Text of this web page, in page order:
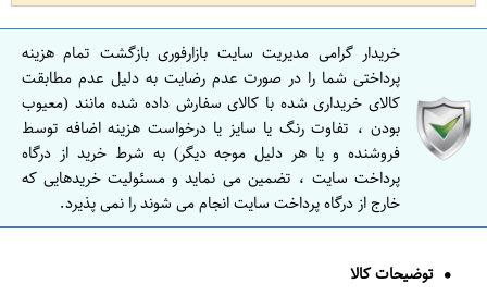
خریدار گرامی مدیریت سایت بازارفوری بازگشت تمام هزینه
پرداختی شما را در صورت عدم رضایت به دلیل عدم مطابقت
کالای خریداری شده با کالای سفارش داده شده مانند (معیوب
بودن ، تفاوت رنگ یا سایز یا درخواست هزینه اضافه توسط
فروشنده و یا هر دلیل موجه دیگر) به شرط خرید از درگاه
پرداخت سایت ، تضمین می نماید و مسئولیت خریدهایی که
خارج از درگاه پرداخت سایت انجام می شوند را نمی پذیرد.
توضیحات کالا